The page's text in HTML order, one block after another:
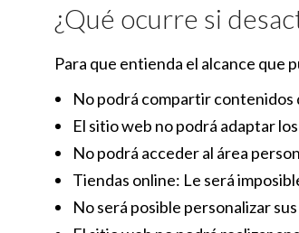
¿Qué ocurre si
Para que entienda el alcance que
No podrá compartir contenidos
El sitio web no podrá adaptar
No podrá acceder al área
Tiendas online: Le será
No será posible personalizar